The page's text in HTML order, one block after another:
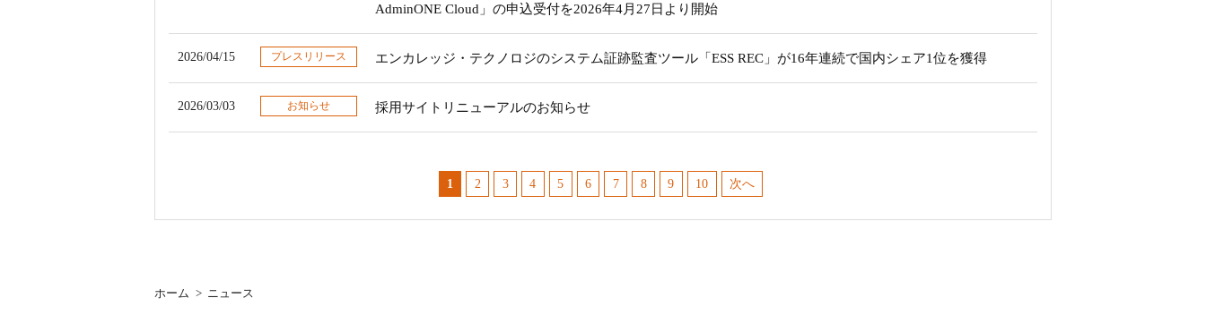
AdminONE Cloud」の申込受付を2026年4月27日より開始
2026/04/15 プレスリリース エンカレッジ・テクノロジのシステム証跡監査ツール「ESS REC」が16年連続で国内シェア1位を獲得
2026/03/03 お知らせ 採用サイトリニューアルのお知らせ
1 2 3 4 5 6 7 8 9 10 次へ
ホーム > ニュース